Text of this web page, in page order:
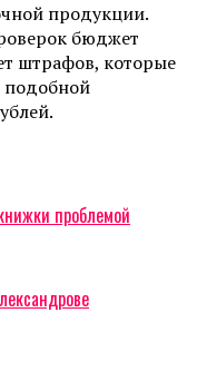
продукции.
бюджет
штрафов, которые
подобной
проблемой